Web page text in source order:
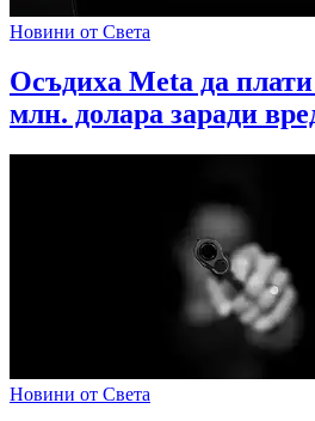
Новини от Света
Осъдиха Meta да
млн. долара заради
Новини от Света